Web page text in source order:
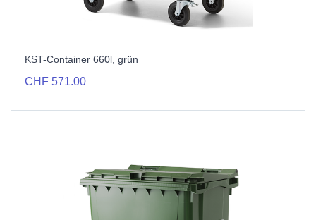
KST-Container 660l, grün
CHF 571.00